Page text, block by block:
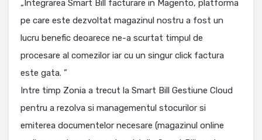
„Integrarea Smart Bill facturare in Magento, platforma
pe care este dezvoltat magazinul nostru a fost un
lucru benefic deoarece ne-a scurtat timpul de
procesare al comezilor iar cu un singur click factura
este gata. ”
Intre timp Zonia a trecut la Smart Bill Gestiune Cloud
pentru a rezolva si managementul stocurilor si
emiterea documentelor necesare (magazinul online